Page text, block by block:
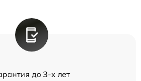
до 3-х лет